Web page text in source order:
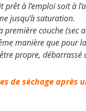
à l’emploi soit à
jusqu’à saturation.
première couche
manière que pour
propre, débarrassé
de séchage après